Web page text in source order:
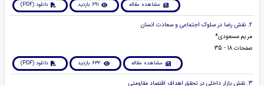
مشاهده مقاله 691 بازدید دانلود (PDF)
2. نقش رضا در سلوک اجتماعی و سعادت انسان
مریم مسعودی*
صفحات 18 - 35
مشاهده مقاله 632 بازدید دانلود (PDF)
3. نقش بازار داخلی در تحقق اهداف اقتصاد مقاومتی